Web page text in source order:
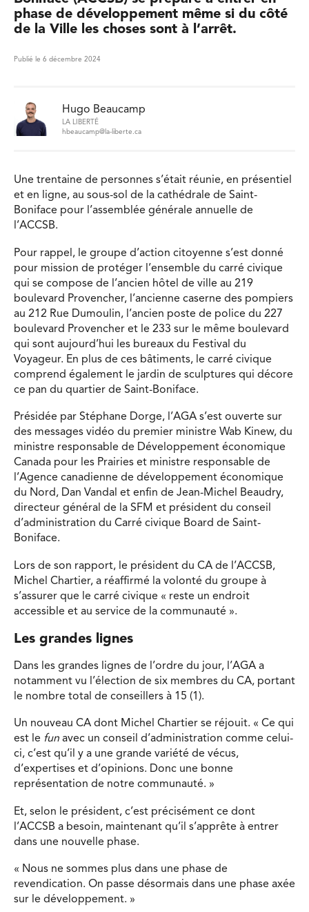
phase de développement même si du côté
de la Ville les choses sont à l’arrêt.
Publié le 6 décembre 2024
Hugo Beaucamp
LA LIBERTÉ
hbeaucamp@la-liberte.ca
Une trentaine de personnes s’était réunie, en présentiel
et en ligne, au sous-sol de la cathédrale de Saint-
Boniface pour l’assemblée générale annuelle de
l’ACCSB.
Pour rappel, le groupe d’action citoyenne s’est donné
pour mission de protéger l’ensemble du carré civique
qui se compose de l’ancien hôtel de ville au 219
boulevard Provencher, l’ancienne caserne des pompiers
au 212 Rue Dumoulin, l’ancien poste de police du 227
boulevard Provencher et le 233 sur le même boulevard
qui sont aujourd’hui les bureaux du Festival du
Voyageur. En plus de ces bâtiments, le carré civique
comprend également le jardin de sculptures qui décore
ce pan du quartier de Saint-Boniface.
Présidée par Stéphane Dorge, l’AGA s’est ouverte sur
des messages vidéo du premier ministre Wab Kinew, du
ministre responsable de Développement économique
Canada pour les Prairies et ministre responsable de
l’Agence canadienne de développement économique
du Nord, Dan Vandal et enfin de Jean-Michel Beaudry,
directeur général de la SFM et président du conseil
d’administration du Carré civique Board de Saint-
Boniface.
Lors de son rapport, le président du CA de l’ACCSB,
Michel Chartier, a réaffirmé la volonté du groupe à
s’assurer que le carré civique « reste un endroit
accessible et au service de la communauté ».
Les grandes lignes
Dans les grandes lignes de l’ordre du jour, l’AGA a
notamment vu l’élection de six membres du CA, portant
le nombre total de conseillers à 15 (1).
Un nouveau CA dont Michel Chartier se réjouit. « Ce qui
est le fun avec un conseil d’administration comme celui-
ci, c’est qu’il y a une grande variété de vécus,
d’expertises et d’opinions. Donc une bonne
représentation de notre communauté. »
Et, selon le président, c’est précisément ce dont
l’ACCSB a besoin, maintenant qu’il s’apprête à entrer
dans une nouvelle phase.
« Nous ne sommes plus dans une phase de
revendication. On passe désormais dans une phase axée
sur le développement. »